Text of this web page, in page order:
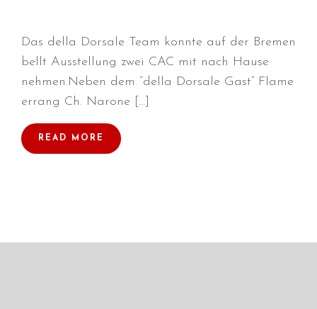
Durchmarsch und Urlaubsgefühle
in Hallbergmoos (D)!
Das della Dorsale Team konnte auf der Bremen
bellt Ausstellung zwei CAC mit nach Hause
nehmen.Neben dem “della Dorsale Gast” Flame
errang Ch. Narone […]
READ MORE